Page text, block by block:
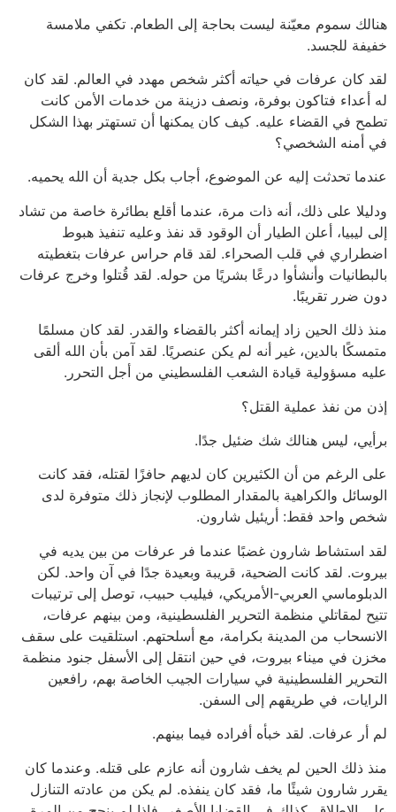
هنالك سموم معيّنة ليست بحاجة إلى الطعام. تكفي ملامسة
خفيفة للجسد.
لقد كان عرفات في حياته أكثر شخص مهدد في العالم. لقد كان
له أعداء فتاكون بوفرة، ونصف دزينة من خدمات الأمن كانت
تطمح في القضاء عليه. كيف كان يمكنها أن تستهتر بهذا الشكل
في أمنه الشخصي؟
عندما تحدثت إليه عن الموضوع، أجاب بكل جدية أن الله يحميه.
ودليلا على ذلك، أنه ذات مرة، عندما أقلع بطائرة خاصة من تشاد
إلى ليبيا، أعلن الطيار أن الوقود قد نفذ وعليه تنفيذ هبوط
اضطراري في قلب الصحراء. لقد قام حراس عرفات بتغطيته
بالبطانيات وأنشأوا درعًا بشريًا من حوله. لقد قُتلوا وخرج عرفات
دون ضرر تقريبًا.
منذ ذلك الحين زاد إيمانه أكثر بالقضاء والقدر. لقد كان مسلمًا
متمسكًا بالدين، غير أنه لم يكن عنصريًا. لقد آمن بأن الله ألقى
عليه مسؤولية قيادة الشعب الفلسطيني من أجل التحرر.
إذن من نفذ عملية القتل؟
برأيي، ليس هنالك شك ضئيل جدًا.
على الرغم من أن الكثيرين كان لديهم حافزًا لقتله، فقد كانت
الوسائل والكراهية بالمقدار المطلوب لإنجاز ذلك متوفرة لدى
شخص واحد فقط: أريئيل شارون.
لقد استشاط شارون غضبًا عندما فر عرفات من بين يديه في
بيروت. لقد كانت الضحية، قريبة وبعيدة جدًا في آن واحد. لكن
الدبلوماسي العربي-الأمريكي، فيليب حبيب، توصل إلى ترتيبات
تتيح لمقاتلي منظمة التحرير الفلسطينية، ومن بينهم عرفات،
الانسحاب من المدينة بكرامة، مع أسلحتهم. استلقيت على سقف
مخزن في ميناء بيروت، في حين انتقل إلى الأسفل جنود منظمة
التحرير الفلسطينية في سيارات الجيب الخاصة بهم، رافعين
الرايات، في طريقهم إلى السفن.
لم أر عرفات. لقد خبأه أفراده فيما بينهم.
منذ ذلك الحين لم يخف شارون أنه عازم على قتله. وعندما كان
يقرر شارون شيئًا ما، فقد كان ينفذه. لم يكن من عادته التنازل